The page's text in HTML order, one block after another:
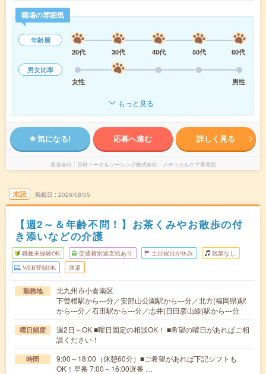
職場の雰囲気
年齢層
20代
30代 40代 50代
60代
男女比率
女性
男性
もっと見る
気になる! 応募へ進む 詳しく見る
派遣会社 日研トータルソーシング株式会社 メディカルケア事業部
未読 掲載日 2026/08/05
【週2～＆年齢不問！】お茶くみやお散歩の付
き添いなどの介護
職種未経験OK 交通費別途支給あり 土日祝日が休み 残業なし
WEB登録OK 派遣
勤務地
北九州市小倉南区
下曽根駅から---分／安部山公園駅から---分／北方(福岡県)駅
から---分／石田駅から---分／志井(日田彦山線)駅から---分
曜日頻度
週2日～OK ■曜日固定の相談OK！ ■希望の曜日があればご相
談ください！
時間
9:00～18:00（休憩60分）■ご希望があれば下記シフトも
OK！早番 7:00～16:00遅番 …